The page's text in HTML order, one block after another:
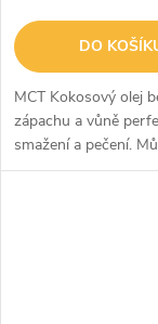
DO
MCT Kokosový olej
zápachu a vůně
smažení a pečení.
používat v péči o